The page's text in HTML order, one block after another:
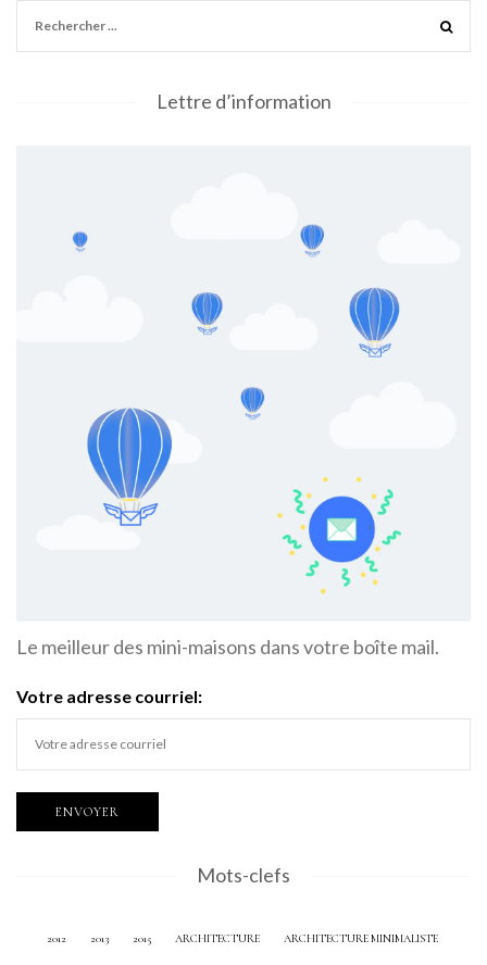
Lettre d’information
Le meilleur des mini-maisons dans votre boîte mail.
Votre adresse courriel:
Mots-clefs
2012 2013 2015 ARCHITECTURE ARCHITECTURE MINIMALISTE